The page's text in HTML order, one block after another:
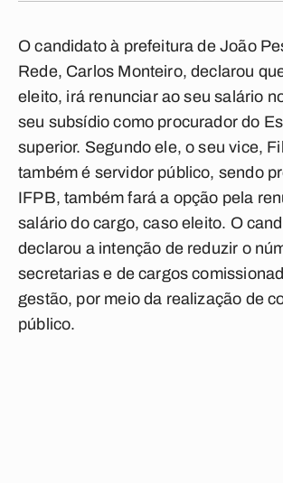
O candidato à prefeitura de João
Rede, Carlos Monteiro, declarou
eleito, irá renunciar ao seu salário
seu subsídio como procurador do
superior. Segundo ele, o seu vice,
também é servidor público, sendo
IFPB, também fará a opção pela
salário do cargo, caso eleito. O
declarou a intenção de reduzir o
secretarias e de cargos
gestão, por meio da realização de
público.